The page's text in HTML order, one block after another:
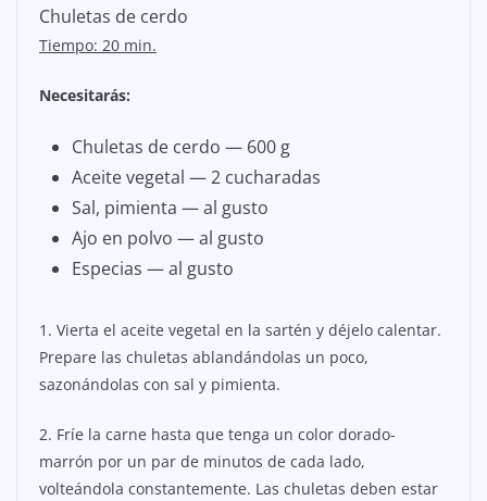
Chuletas de cerdo
Tiempo: 20 min.
Necesitarás:
Chuletas de cerdo — 600 g
Aceite vegetal — 2 cucharadas
Sal, pimienta — al gusto
Ajo en polvo — al gusto
Especias — al gusto
1. Vierta el aceite vegetal en la sartén y déjelo calentar.
Prepare las chuletas ablandándolas un poco,
sazonándolas con sal y pimienta.
2. Fríe la carne hasta que tenga un color dorado-
marrón por un par de minutos de cada lado,
volteándola constantemente. Las chuletas deben estar